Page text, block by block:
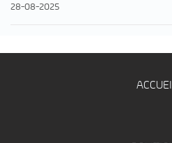
28-08-2025